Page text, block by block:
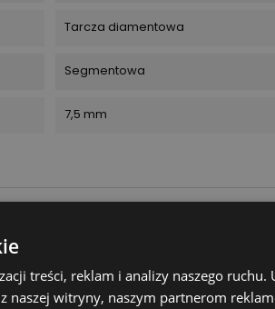
Tarcza diamentowa
Segmentowa
7,5 mm
treści, reklam i analizy naszego ruchu.
naszej witryny, naszym partnerom